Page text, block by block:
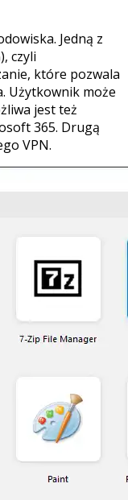
Jedną z
czyli
które pozwala
Użytkownik może
jest też
365. Drugą
VPN.